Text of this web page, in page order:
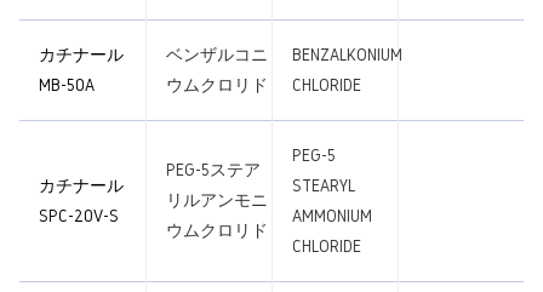
カチナール
MB-50A
ベンザルコニ
ウムクロリド
BENZALKONIUM
CHLORIDE
カチナール
SPC-20V-S
PEG-5ステア
リルアンモニ
ウムクロリド
PEG-5
STEARYL
AMMONIUM
CHLORIDE